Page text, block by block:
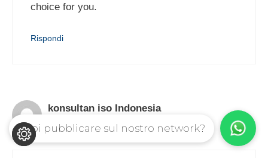
choice for you.
Rispondi
konsultan iso Indonesia
24 Febbraio 2017 alle 10:41 pm
Vuoi pubblicare sul nostro network?